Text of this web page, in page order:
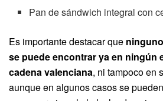
Pan de sándwich integral con
Es importante destacar que
se puede encontrar ya en ningún
cadena valenciana, ni tampoco en
aunque en algunos casos se